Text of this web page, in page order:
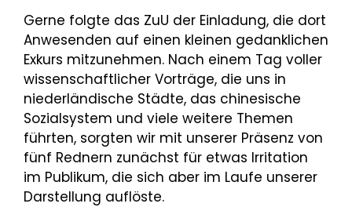
Gerne folgte das ZuU der Einladung, die dort
Anwesenden auf einen kleinen gedanklichen
Exkurs mitzunehmen. Nach einem Tag voller
wissenschaftlicher Vorträge, die uns in
niederländische Städte, das chinesische
Sozialsystem und viele weitere Themen
führten, sorgten wir mit unserer Präsenz von
fünf Rednern zunächst für etwas Irritation
im Publikum, die sich aber im Laufe unserer
Darstellung auflöste.